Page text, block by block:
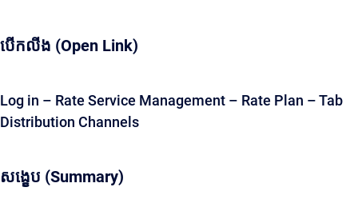
បើកលីង (Open Link)
Log in – Rate Service Management – Rate Plan – Tab
Distribution Channels
សង្ខេប (Summary)